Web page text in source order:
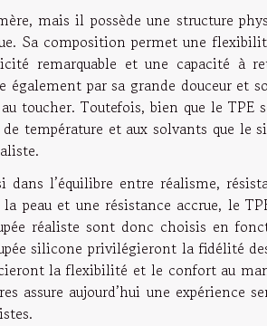
mais il possède une structure
Sa composition permet une
remarquable et une capacité à
par sa grande douceur et
toucher. Toutefois, bien que le
température et aux solvants que le
dans l’équilibre entre réalisme,
peau et une résistance accrue, le
réaliste sont donc choisis en
silicone privilégieront la fidélité
la flexibilité et le confort au
assure aujourd’hui une expérience